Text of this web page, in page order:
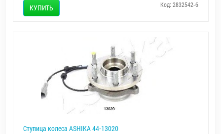
КУПИТЬ Код: 2832542-6
Ступица колеса ASHIKA 44-13020